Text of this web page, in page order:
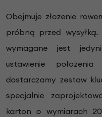
Obejmuje złożenie
próbną przed
wymagane jest
ustawienie
dostarczamy zestaw
specjalnie
karton o wymiarach